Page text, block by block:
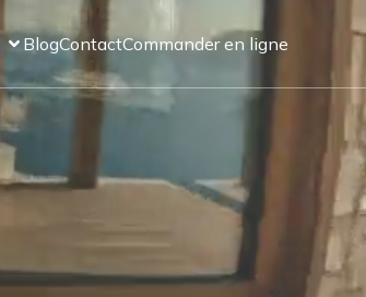
BlogContactCommander en ligne